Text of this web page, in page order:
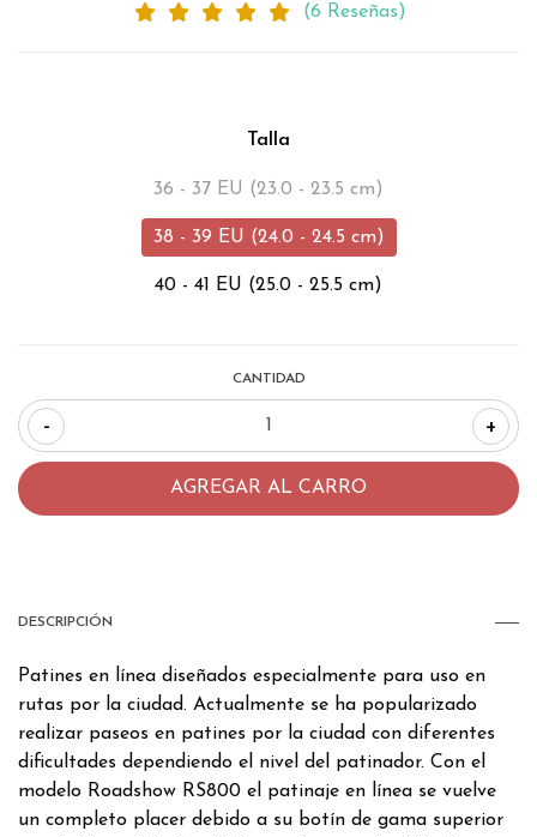
(6 Reseñas)
Talla
36 - 37 EU (23.0 - 23.5 cm)
38 - 39 EU (24.0 - 24.5 cm)
40 - 41 EU (25.0 - 25.5 cm)
CANTIDAD
- +
DESCRIPCIÓN
Patines en línea diseñados especialmente para uso en
rutas por la ciudad. Actualmente se ha popularizado
realizar paseos en patines por la ciudad con diferentes
dificultades dependiendo el nivel del patinador. Con el
modelo Roadshow RS800 el patinaje en línea se vuelve
un completo placer debido a su botín de gama superior